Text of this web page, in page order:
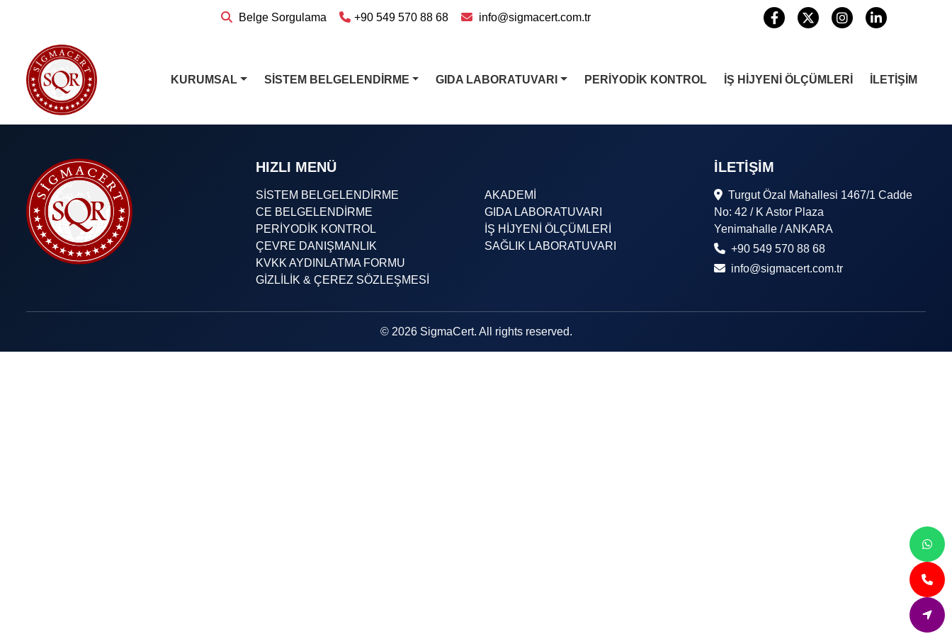
Belge Sorgulama +90 549 570 88 68 info@sigmacert.com.tr
KURUMSAL SİSTEM BELGELENDİRME GIDA LABORATUVARI PERİYODİK KONTROL İŞ HİJYENİ ÖLÇÜMLERİ İLETİŞİM
HIZLI MENÜ
SİSTEM BELGELENDİRME
CE BELGELENDİRME
PERİYODİK KONTROL
ÇEVRE DANIŞMANLIK
KVKK AYDINLATMA FORMU
GİZLİLİK & ÇEREZ SÖZLEŞMESİ
AKADEMİ
GIDA LABORATUVARI
İŞ HİJYENİ ÖLÇÜMLERİ
SAĞLIK LABORATUVARI
İLETIŞIM
Turgut Özal Mahallesi 1467/1 Cadde
No: 42 / K Astor Plaza
Yenimahalle / ANKARA
+90 549 570 88 68
info@sigmacert.com.tr
© 2026 SigmaCert. All rights reserved.